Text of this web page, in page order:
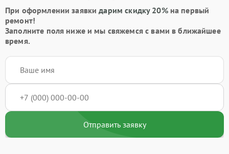
При оформлении заявкидарим скидку 20%на первый
ремонт!
Заполните поля ниже и мы свяжемся с вами в ближайшее
время.
Отправить заявку